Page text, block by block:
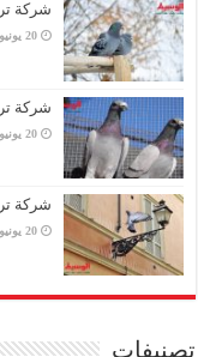
شركة
20 يونيو، 2022
شركة
20 يونيو، 2022
شركة
20 يونيو، 2022
تصنيفات